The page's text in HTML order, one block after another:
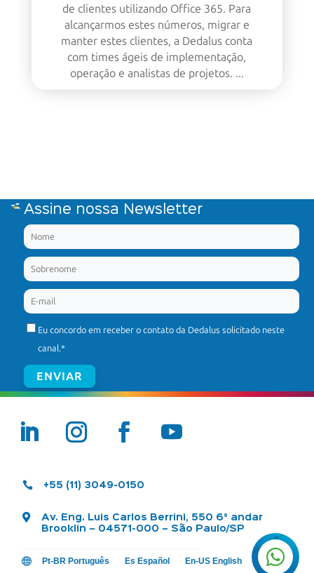
de clientes utilizando Office 365. Para
alcançarmos estes números, migrar e
manter estes clientes, a Dedalus conta
com times ágeis de implementação,
operação e analistas de projetos. ...
Assine nossa Newsletter
Eu concordo em receber o contato da Dedalus solicitado neste
canal.*

 +55 (11) 3049-0150

Av. Eng. Luis Carlos Berrini, 550 6° andar
Brooklin – 04571-000 – São Paulo/SP
 Pt-BR Português Es Español En-US English